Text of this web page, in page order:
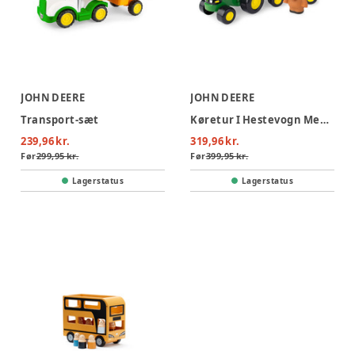
JOHN DEERE
Transport-sæt
239,96 kr.
Før299,95 kr.
Lagerstatus
JOHN DEERE
Køretur I Hestevogn Med Dyrelyde
319,96 kr.
Før399,95 kr.
Lagerstatus